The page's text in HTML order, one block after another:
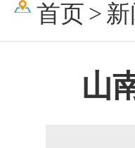
首页 >
山